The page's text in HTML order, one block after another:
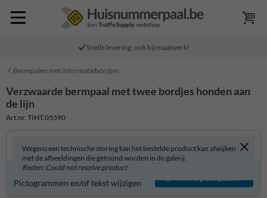
Snelle levering, ook bij maatwerk!
Bermpalen met informatiebordjes
Verzwaarde bermpaal met twee bordjes honden aan
de lijn
Art.nr. TIHT.05590
Wegens een technische storing kan het bestelde product kan afwijken
met de afbeeldingen die getoond worden in de galerij.
Reden: Could not resolve product
Product zelf aanpassen?
Pictogrammen en/of tekst wijzigen
Ontwerp aanpassen